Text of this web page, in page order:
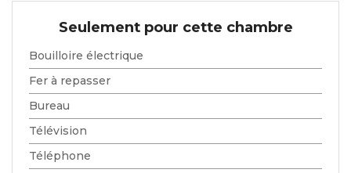
Seulement pour cette chambre
Bouilloire électrique
Fer à repasser
Bureau
Télévision
Téléphone